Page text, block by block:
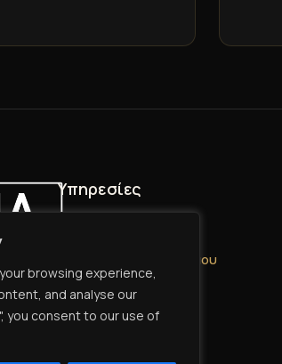
browsing experience,
and analyse our
you consent to our use of
Υπηρεσίες
Ηχητική Κάλυψη Γάμου
Φωτισμός Γάμου
360 Video Booth